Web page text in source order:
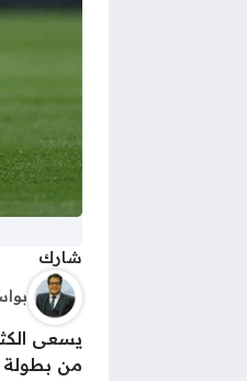
شارك
يسعى
من بطولة